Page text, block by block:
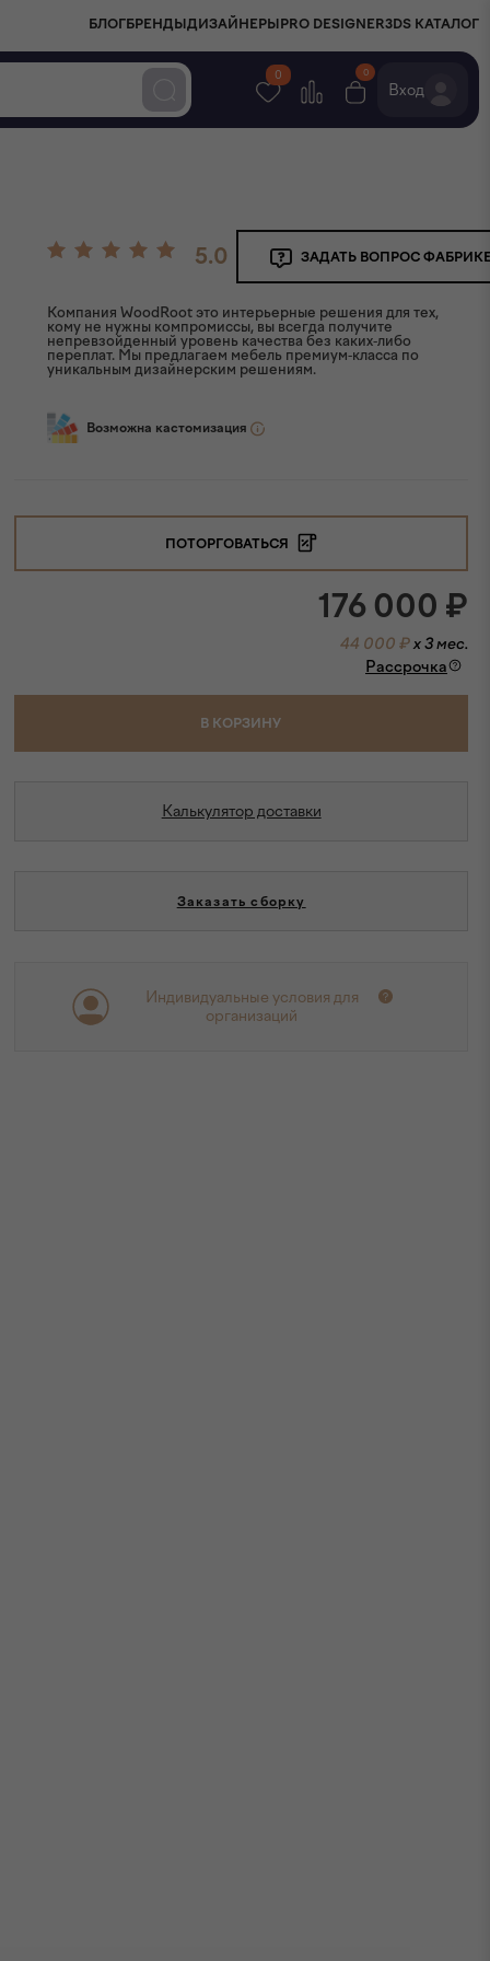
БЛОГ БРЕНДЫ ДИЗАЙНЕРЫ PRO DESIGNER3DS КАТАЛОГ
0 0
Вход
5.0 ЗАДАТЬ ВОПРОС
Компания WoodRoot это интерьерные решения для тех,
кому не нужны компромиссы, вы всегда получите
непревзойденный уровень качества без каких-либо
переплат. Мы предлагаем мебель премиум-класса по
уникальным дизайнерским решениям.
Возможна кастомизация
ПОТОРГОВАТЬСЯ
176 000 ₽
44 000 ₽x 3 мес.
Рассрочка
В КОРЗИНУ
Калькулятор доставки
Заказать сборку
Индивидуальные условия для
организаций